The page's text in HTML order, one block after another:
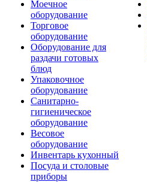
Моечное
оборудование
Торговое
оборудование
Оборудование для
раздачи готовых
блюд
Упаковочное
оборудование
Санитарно-
гигиеническое
оборудование
Весовое
оборудование
Инвентарь кухонный
Посуда и столовые
приборы